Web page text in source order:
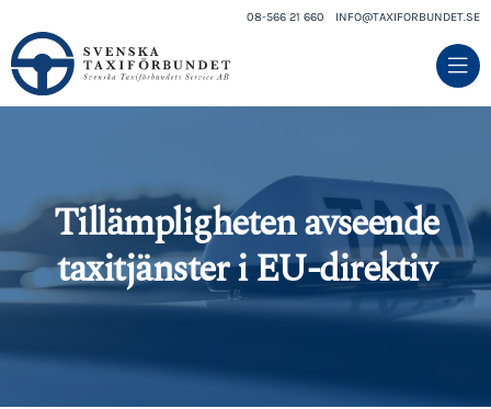
08-566 21 660 INFO@TAXIFORBUNDET.SE
Tillämpligheten avseende
taxitjänster i EU-direktiv